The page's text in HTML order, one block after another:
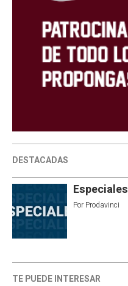
DESTACADAS
Especiales
Por Prodavinci
TE PUEDE INTERESAR